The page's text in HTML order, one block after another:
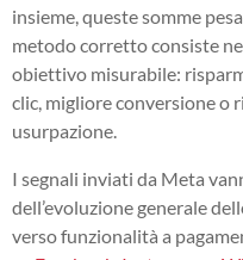
insieme, queste somme
metodo corretto consiste
obiettivo misurabile:
clic, migliore conversione o
usurpazione.
I segnali inviati da Meta
dell’evoluzione generale
verso funzionalità a